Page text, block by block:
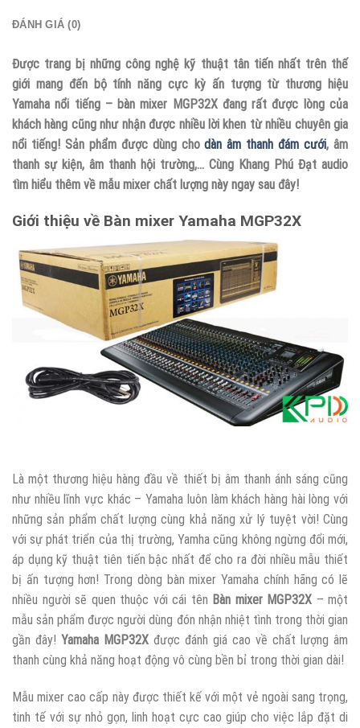
ĐÁNH GIÁ (0)
Được trang bị những công nghệ kỹ thuật tân tiến nhất trên thế
giới mang đến bộ tính năng cực kỳ ấn tượng từ thương hiệu
Yamaha nổi tiếng – bàn mixer MGP32X đang rất được lòng của
khách hàng cũng như nhận được nhiều lời khen từ nhiều chuyên gia
nổi tiếng! Sản phẩm được dùng chodàn âm thanh đám cưới, âm
thanh sự kiện, âm thanh hội trường,… Cùng Khang Phú Đạt audio
tìm hiểu thêm về mẫu mixer chất lượng này ngay sau đây!
Giới thiệu về Bàn mixer Yamaha MGP32X
Là một thương hiệu hàng đầu về thiết bị âm thanh ánh sáng cũng
như nhiều lĩnh vực khác – Yamaha luôn làm khách hàng hài lòng với
những sản phẩm chất lượng cùng khả năng xử lý tuyệt vời! Cùng
với sự phát triển của thị trường, Yamha cũng không ngừng đổi mới,
áp dụng kỹ thuật tiên tiến bậc nhất để cho ra đời nhiều mẫu thiết
bị ấn tượng hơn! Trong dòng bàn mixer Yamaha chính hãng có lẽ
nhiều người sẽ quen thuộc với cái tên Bàn mixer MGP32X – một
mẫu sản phẩm được người dùng đón nhận nhiệt tình trong thời gian
gần đây! Yamaha MGP32X được đánh giá cao về chất lượng âm
thanh cùng khả năng hoạt động vô cùng bền bỉ trong thời gian dài!
Mẫu mixer cao cấp này được thiết kế với một vẻ ngoài sang trọng,
tinh tế với sự nhỏ gọn, linh hoạt cực cao giúp cho việc lắp đặt di